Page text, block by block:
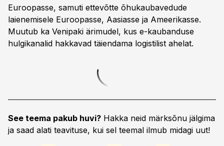
Euroopasse, samuti ettevõtte õhukaubavedude
laienemisele Euroopasse, Aasiasse ja Ameerikasse.
Muutub ka Venipaki ärimudel, kus e-kaubanduse
hulgikanalid hakkavad täiendama logistilist ahelat.
See teema pakub huvi? Hakka neid märksõnu jälgima
ja saad alati teavituse, kui sel teemal ilmub midagi uut!